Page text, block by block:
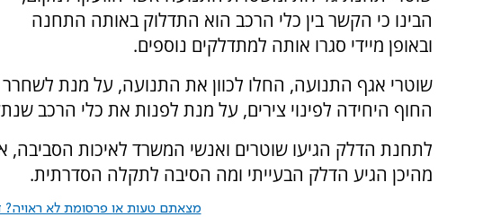
הבינו כי הקשר בין כלי הרכב הוא התדלוק באותה התחנה
ובאופן מיידי סגרו אותה למתדלקים נוספים.
שוטרי אגף התנועה, החלו לכוון את התנועה, על מנת
החוף היחידה לפינוי צירים, על מנת לפנות את כלי הרכב
לתחנת הדלק הגיעו שוטרים ואנשי המשרד לאיכות
מהיכן הגיע הדלק הבעייתי ומה הסיבה לתקלה הסדרתית.
מצאתם טעות או פרסומת לא ראויה?